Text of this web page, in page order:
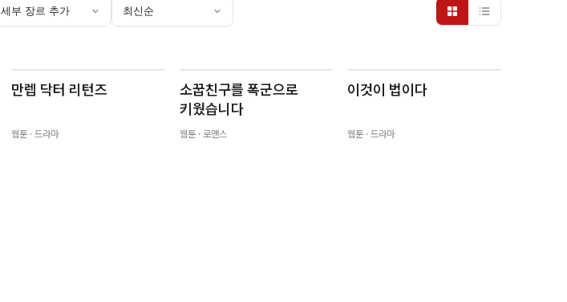
세부 장르 추가 최신순
만렙 닥터 리턴즈
웹툰· 드라마
소꿉친구를 폭군으로
키웠습니다
웹툰· 로맨스
이것이 법이다
웹툰· 드라마